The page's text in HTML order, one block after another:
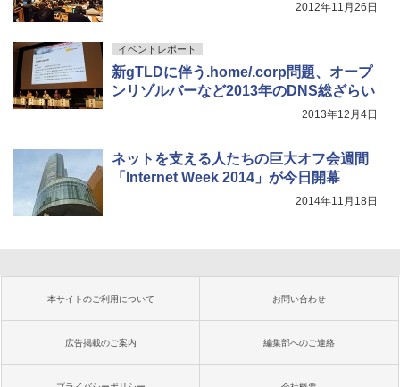
2012年11月26日
イベントレポート
新gTLDに伴う.home/.corp問題、オープ
ンリゾルバーなど2013年のDNS総ざらい
2013年12月4日
ネットを支える人たちの巨大オフ会週間
「Internet Week 2014」が今日開幕
2014年11月18日
本サイトのご利用について お問い合わせ
広告掲載のご案内 編集部へのご連絡